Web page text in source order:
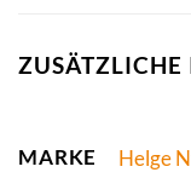
MARKE Helge